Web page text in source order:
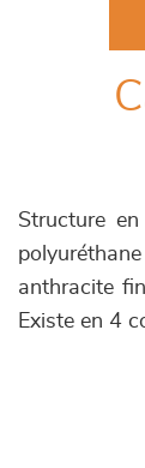
Structure
anthracite
Existe en 4